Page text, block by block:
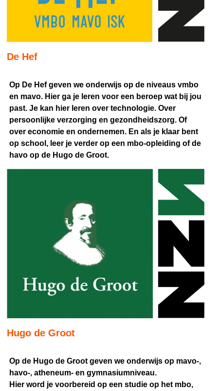
De Hef
Op De Hef geven we onderwijs op de niveaus vmbo
en mavo. Hier ga je leren voor een beroep wat bij jou
past. Je kan hier leren over technologie. Over
persoonlijke verzorging en gezondheidszorg. Of
over economie en ondernemen. En als je klaar bent
op school, leer je verder op een mbo-opleiding of de
havo op de Hugo de Groot.
Hugo de Groot
Op de Hugo de Groot geven we onderwijs op mavo-,
havo-, atheneum- en gymnasiumniveau.
Hier word je voorbereid op een studie op het mbo,